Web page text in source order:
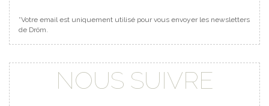
*Votre email est uniquement utilisé pour vous envoyer les newsletters
de Dröm.
NOUS SUIVRE